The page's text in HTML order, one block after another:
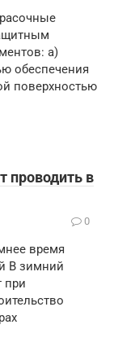
а)
обеспечения
поверхностью
проводить в
0
время
В зимний
при